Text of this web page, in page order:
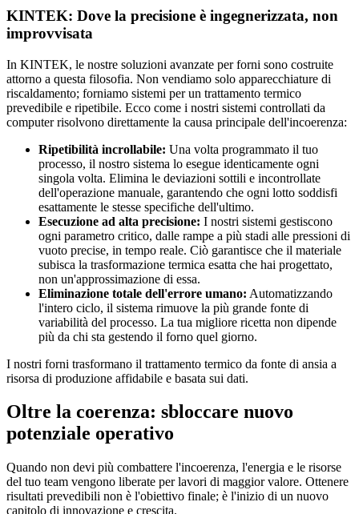
KINTEK: Dove la precisione è ingegnerizzata, non
improvvisata
In KINTEK, le nostre soluzioni avanzate per forni sono costruite
attorno a questa filosofia. Non vendiamo solo apparecchiature di
riscaldamento; forniamo sistemi per un trattamento termico
prevedibile e ripetibile. Ecco come i nostri sistemi controllati da
computer risolvono direttamente la causa principale dell'incoerenza:
Ripetibilità incrollabile: Una volta programmato il tuo
processo, il nostro sistema lo esegue identicamente ogni
singola volta. Elimina le deviazioni sottili e incontrollate
dell'operazione manuale, garantendo che ogni lotto soddisfi
esattamente le stesse specifiche dell'ultimo.
Esecuzione ad alta precisione: I nostri sistemi gestiscono
ogni parametro critico, dalle rampe a più stadi alle pressioni di
vuoto precise, in tempo reale. Ciò garantisce che il materiale
subisca la trasformazione termica esatta che hai progettato,
non un'approssimazione di essa.
Eliminazione totale dell'errore umano: Automatizzando
l'intero ciclo, il sistema rimuove la più grande fonte di
variabilità del processo. La tua migliore ricetta non dipende
più da chi sta gestendo il forno quel giorno.
I nostri forni trasformano il trattamento termico da fonte di ansia a
risorsa di produzione affidabile e basata sui dati.
Oltre la coerenza: sbloccare nuovo
potenziale operativo
Quando non devi più combattere l'incoerenza, l'energia e le risorse
del tuo team vengono liberate per lavori di maggior valore. Ottenere
risultati prevedibili non è l'obiettivo finale; è l'inizio di un nuovo
capitolo di innovazione e crescita.